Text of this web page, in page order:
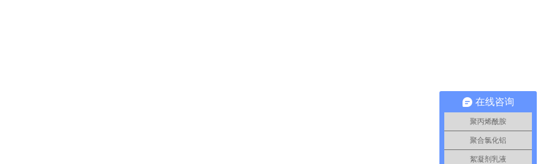
在线咨询
聚丙烯酰胺
聚合氯化铝
絮凝剂乳液